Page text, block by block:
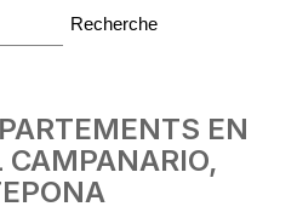
Recherche
EN
CAMPANARIO,